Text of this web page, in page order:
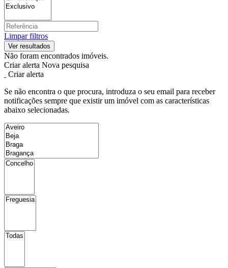
Limpar filtros
Não foram encontrados imóveis.
Criar alerta Nova pesquisa
Criar alerta
Se não encontra o que procura, introduza o seu email para receber
notificações sempre que existir um imóvel com as características
abaixo selecionadas.